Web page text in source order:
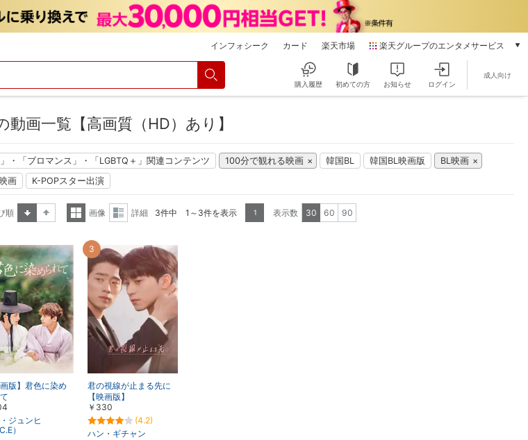
インフォシーク カード 楽天市場 楽天グループのエンタメサービス
本/ゲーム/CD/DVD
雑誌読み放題
動画配信
購入履歴 初めての方 お知らせ ログイン
成人向け
動画一覧【高画質（HD）あり】
」・「ブロマンス」・「LGBTQ＋」関連コンテンツ 100分で観れる映画 韓国BL 韓国BL映画版
BL映画
画
K-POPスター出演
順
表示
画像
表示
詳細 3件中 1～3件を表示 1 表示数 30 60 90
画版】君色に染め
ジュンヒ
）
君の視線が止まる先に
【映画版】
￥330
(4.2)
ハン・ギチャン
3